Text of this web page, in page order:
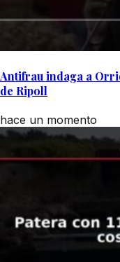
Antifrau indaga a
de Ripoll
hace un momento